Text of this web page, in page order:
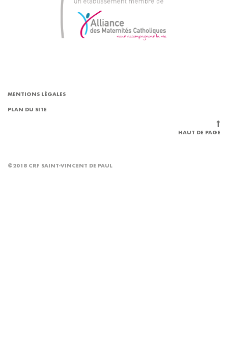
MENTIONS LÉGALES
PLAN DU SITE
HAUT DE PAGE
©2018 CRF SAINT-VINCENT DE PAUL